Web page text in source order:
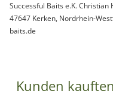
Successful Baits e.K.
47647 Kerken, Nordrhein-
baits.de
Kunden